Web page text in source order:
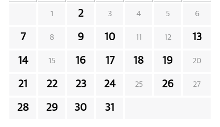
1 2 3 4 5 6
7 8 9 10 11 12 13
14 15 16 17 18 19 20
21 22 23 24 25 26 27
28 29 30 31